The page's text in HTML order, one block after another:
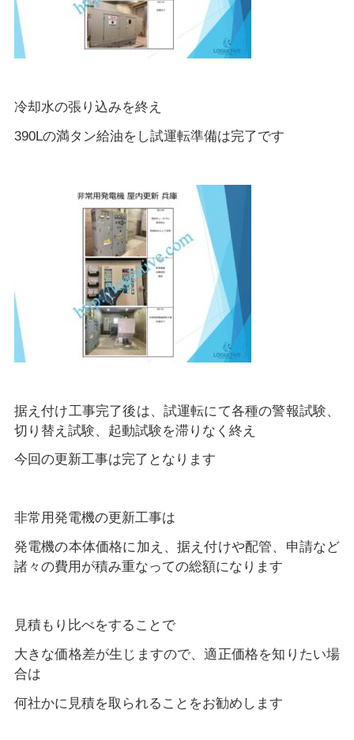
冷却水の張り込みを終え
390Lの満タン給油をし試運転準備は完了です
据え付け工事完了後は、試運転にて各種の警報試験、
切り替え試験、起動試験を滞りなく終え
今回の更新工事は完了となります
非常用発電機の更新工事は
発電機の本体価格に加え、据え付けや配管、申請など
諸々の費用が積み重なっての総額になります
見積もり比べをすることで
大きな価格差が生じますので、適正価格を知りたい場
合は
何社かに見積を取られることをお勧めします